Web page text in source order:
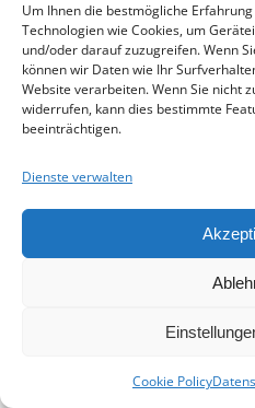
Um Ihnen die bestmögliche
Technologien wie Cookies, um
und/oder darauf zuzugreifen. Wenn
können wir Daten wie Ihr
Website verarbeiten. Wenn Sie nicht
widerrufen, kann dies bestimmte
beeinträchtigen.
Dienste verwalten
Cookie Policy